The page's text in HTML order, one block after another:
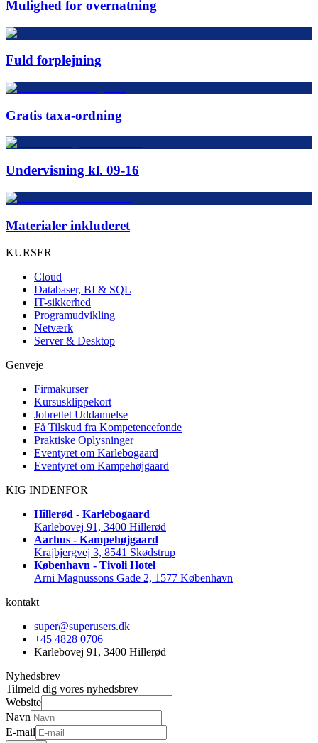
Mulighed for overnatning
Fuld forplejning
Gratis taxa-ordning
Undervisning kl. 09-16
Materialer inkluderet
KURSER
Cloud
Databaser, BI & SQL
IT-sikkerhed
Programudvikling
Netværk
Server & Desktop
Genveje
Firmakurser
Kursusklippekort
Jobrettet Uddannelse
Få Tilskud fra Kompetencefonde
Praktiske Oplysninger
Eventyret om Karlebogaard
Eventyret om Kampehøjgaard
KIG INDENFOR
Hillerød - Karlebogaard
Karlebovej 91, 3400 Hillerød
Aarhus - Kampehøjgaard
Krajbjergvej 3, 8541 Skødstrup
København - Tivoli Hotel
Arni Magnussons Gade 2, 1577 København
kontakt
super@superusers.dk
+45 4828 0706
Karlebovej 91, 3400 Hillerød
Nyhedsbrev
Tilmeld dig vores nyhedsbrev
Website
Navn
E-mail